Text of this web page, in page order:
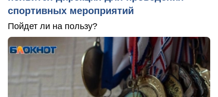
спортивных мероприятий
Пойдет ли на пользу?